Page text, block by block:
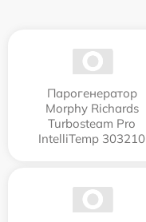
Парогенератор
Morphy Richards
Turbosteam Pro
IntelliTemp 303210